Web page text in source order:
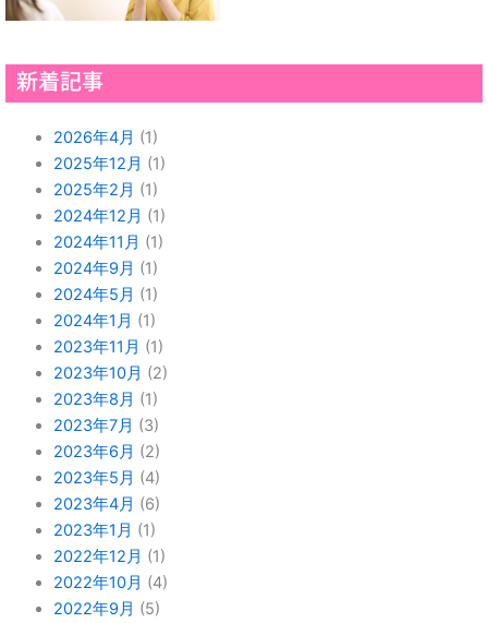
新着記事
2026年4月 (1)
2025年12月 (1)
2025年2月 (1)
2024年12月 (1)
2024年11月 (1)
2024年9月 (1)
2024年5月 (1)
2024年1月 (1)
2023年11月 (1)
2023年10月 (2)
2023年8月 (1)
2023年7月 (3)
2023年6月 (2)
2023年5月 (4)
2023年4月 (6)
2023年1月 (1)
2022年12月 (1)
2022年10月 (4)
2022年9月 (5)